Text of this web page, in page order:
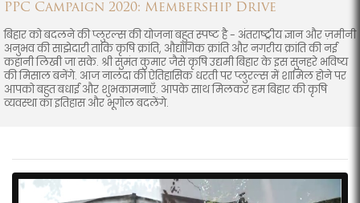
PPC Campaign 2020: Membership Drive
बिहार को बदलने की प्लुरल्स की योजना बहुत स्पष्ट है - अंतराष्ट्रीय ज्ञान और ज़मीनी
अनुभव की साझेदारी ताकि कृषि क्रांति, औद्योगिक क्रांति और नगरीय क्रांति की नई
कहानी लिखी जा सके. श्री सुमंत कुमार जैसे कृषि उद्यमी बिहार के इस सुनहरे भविष्य
की मिसाल बनेंगे. आज नालंदा की ऐतिहासिक धरती पर प्लुरल्स में शामिल होने पर
आपको बहुत बधाई और शुभकामनाएँ. आपके साथ मिलकर हम बिहार की कृषि
व्यवस्था का इतिहास और भूगोल बदलेंगे.